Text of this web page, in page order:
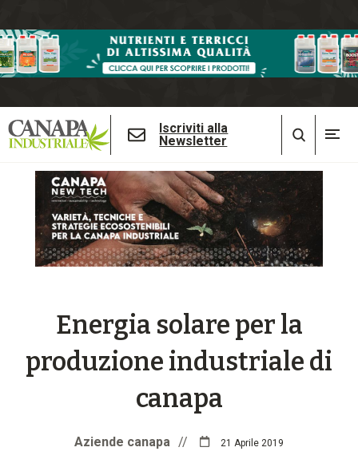
Iscriviti alla
Newsletter
Energia solare per la
produzione industriale di
canapa
Aziende canapa // 21 Aprile 2019